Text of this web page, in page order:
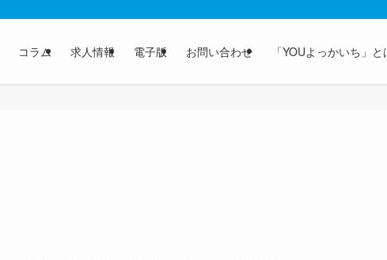
コラム 求人情報 電子版 お問い合わせ 「YOUよっかいち」と